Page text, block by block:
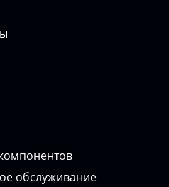
обслуживание